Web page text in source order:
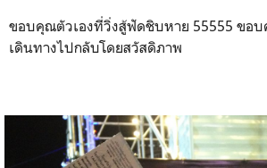
ขอบคุณตัวเองที่วิ่งสู้ฟัดชิบหาย 55555 ขอ
เดินทางไปกลับโดยสวัสดิภาพ